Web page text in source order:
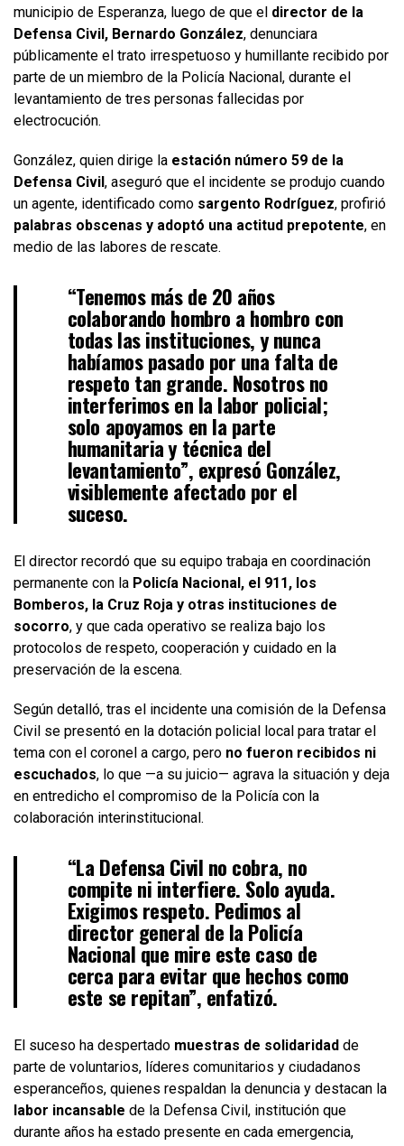
municipio de Esperanza, luego de que el director de la
Defensa Civil, Bernardo González, denunciara
públicamente el trato irrespetuoso y humillante recibido por
parte de un miembro de la Policía Nacional, durante el
levantamiento de tres personas fallecidas por
electrocución.
González, quien dirige la estación número 59 de la
Defensa Civil, aseguró que el incidente se produjo cuando
un agente, identificado como sargento Rodríguez, profirió
palabras obscenas y adoptó una actitud prepotente, en
medio de las labores de rescate.
“Tenemos más de 20 años
colaborando hombro a hombro con
todas las instituciones, y nunca
habíamos pasado por una falta de
respeto tan grande. Nosotros no
interferimos en la labor policial;
solo apoyamos en la parte
humanitaria y técnica del
levantamiento”, expresó González,
visiblemente afectado por el
suceso.
El director recordó que su equipo trabaja en coordinación
permanente con la Policía Nacional, el 911, los
Bomberos, la Cruz Roja y otras instituciones de
socorro, y que cada operativo se realiza bajo los
protocolos de respeto, cooperación y cuidado en la
preservación de la escena.
Según detalló, tras el incidente una comisión de la Defensa
Civil se presentó en la dotación policial local para tratar el
tema con el coronel a cargo, pero no fueron recibidos ni
escuchados, lo que —a su juicio— agrava la situación y deja
en entredicho el compromiso de la Policía con la
colaboración interinstitucional.
“La Defensa Civil no cobra, no
compite ni interfiere. Solo ayuda.
Exigimos respeto. Pedimos al
director general de la Policía
Nacional que mire este caso de
cerca para evitar que hechos como
este se repitan”, enfatizó.
El suceso ha despertado muestras de solidaridad de
parte de voluntarios, líderes comunitarios y ciudadanos
esperanceños, quienes respaldan la denuncia y destacan la
labor incansable de la Defensa Civil, institución que
durante años ha estado presente en cada emergencia,